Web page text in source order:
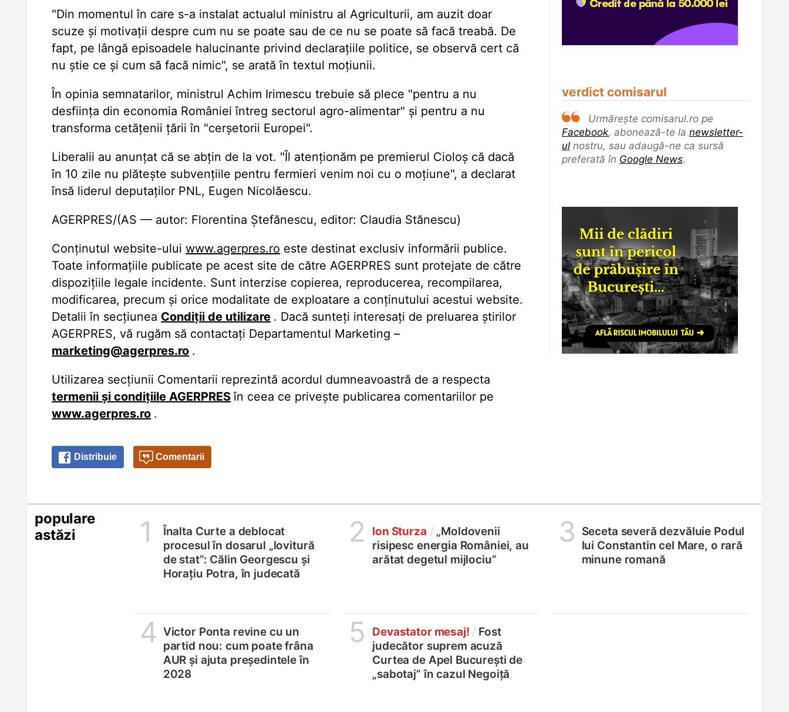
verdict comisarul
Urmărește comisarul.ro pe
Facebook, abonează-te la newsletter-
ul nostru, sau adaugă-ne ca sursă
preferată în Google News.
"Din momentul în care s-a instalat actualul ministru al Agriculturii, am auzit doar
scuze și motivații despre cum nu se poate sau de ce nu se poate să facă treabă. De
fapt, pe lângă episoadele halucinante privind declarațiile politice, se observă cert că
nu știe ce și cum să facă nimic", se arată în textul moțiunii.
În opinia semnatarilor, ministrul Achim Irimescu trebuie să plece "pentru a nu
desființa din economia României întreg sectorul agro-alimentar" și pentru a nu
transforma cetățenii țării în "cerșetorii Europei".
Liberalii au anunțat că se abțin de la vot. "Îl atenționăm pe premierul Cioloș că dacă
în 10 zile nu plătește subvențiile pentru fermieri venim noi cu o moțiune", a declarat
însă liderul deputaților PNL, Eugen Nicolăescu.
AGERPRES/(AS — autor: Florentina Ștefănescu, editor: Claudia Stănescu)
Conținutul website-uluiwww.agerpres.ro este destinat exclusiv informării publice.
Toate informaţiile publicate pe acest site de către AGERPRES sunt protejate de către
dispoziţiile legale incidente. Sunt interzise copierea, reproducerea, recompilarea,
modificarea, precum şi orice modalitate de exploatare a conţinutului acestui website.
Detalii în secţiunea Condiții de utilizare . Dacă sunteţi interesaţi de preluarea ştirilor
AGERPRES, vă rugăm să contactați Departamentul Marketing –
marketing@agerpres.ro .
Utilizarea secţiunii Comentarii reprezintă acordul dumneavoastră de a respecta
termenii şi condiţiile AGERPRES în ceea ce priveşte publicarea comentariilor pe
www.agerpres.ro .
Distribuie Comentarii
populare
astăzi
1
Înalta Curte a deblocat
procesul în dosarul „lovitură
de stat”: Călin Georgescu și
Horațiu Potra, în judecată
2 Ion Sturza / „Moldovenii
risipesc energia României, au
arătat degetul mijlociu”
3
Seceta severă dezvăluie Podul
lui Constantin cel Mare, o rară
minune romană
4 Victor Ponta revine cu un
partid nou: cum poate frâna
AUR și ajuta președintele în
2028
5 Devastator mesaj! / Fost
judecător suprem acuză
Curtea de Apel București de
„sabotaj” în cazul Negoiță